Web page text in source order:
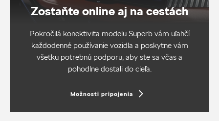
Zostaňte online aj na cestách
Pokročilá konektivita modelu Superb vám uľahčí
každodenné používanie vozidla a poskytne vám
všetku potrebnú podporu, aby ste sa včas a
pohodlne dostali do cieľa.
Možnosti pripojenia